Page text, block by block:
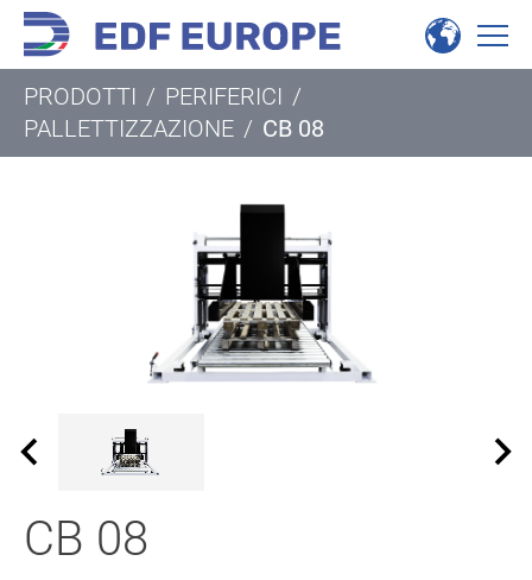
PRODOTTI / PERIFERICI /
PALLETTIZZAZIONE / CB 08
CB 08